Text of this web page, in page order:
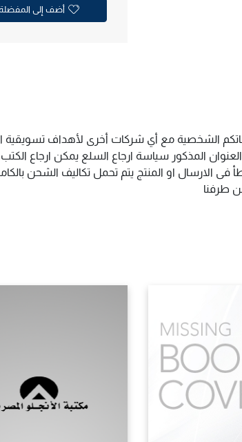
أضف إلى
الشخصية مع أي شركات أخرى لأهداف تسويقية
المذكور سياسة ارجاع السلع يمكن ارجاع الكتب
الارسال او المنتج يتم تحمل تكاليف الشحن
طرفنا